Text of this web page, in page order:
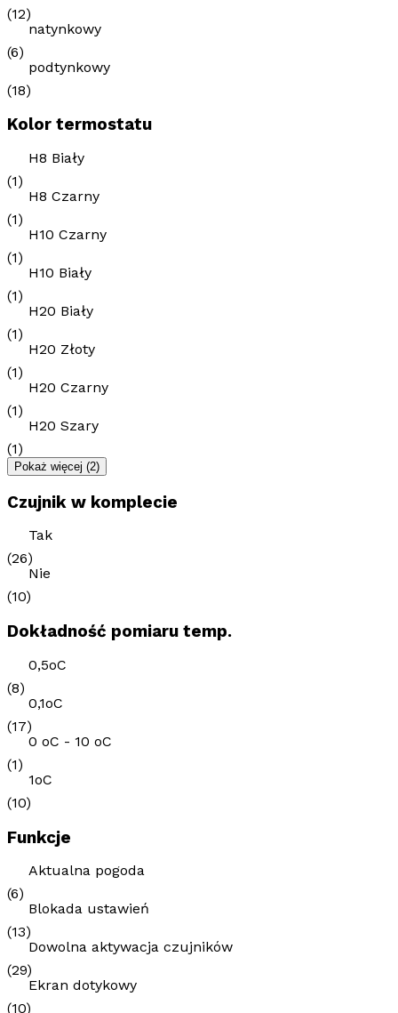
(12)
natynkowy
(6)
podtynkowy
(18)
Kolor termostatu
H8 Biały
(1)
H8 Czarny
(1)
H10 Czarny
(1)
H10 Biały
(1)
H20 Biały
(1)
H20 Złoty
(1)
H20 Czarny
(1)
H20 Szary
(1)
Pokaż więcej (2)
Czujnik w komplecie
Tak
(26)
Nie
(10)
Dokładność pomiaru temp.
0,5oC
(8)
0,1oC
(17)
0 oC - 10 oC
(1)
1oC
(10)
Funkcje
Aktualna pogoda
(6)
Blokada ustawień
(13)
Dowolna aktywacja czujników
(29)
Ekran dotykowy
(10)